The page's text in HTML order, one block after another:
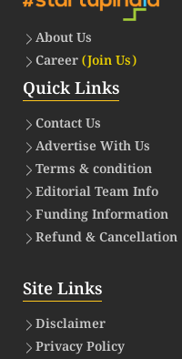
About Us
Career(Join Us)
Quick Links
Contact Us
Advertise With Us
Terms & condition
Editorial Team Info
Funding Information
Refund & Cancellation
Site Links
Disclaimer
Privacy Policy